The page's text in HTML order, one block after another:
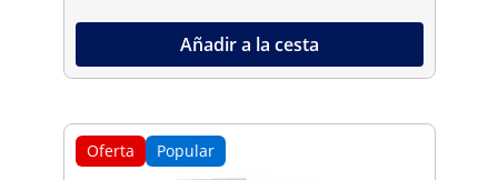
Añadir a la cesta
Oferta Popular